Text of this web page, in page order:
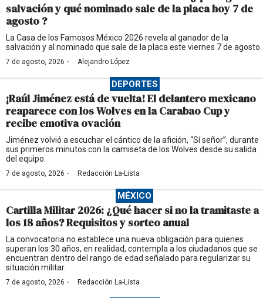
salvación y qué nominado sale de la placa hoy 7 de
agosto ?
La Casa de los Famosos México 2026 revela al ganador de la
salvación y al nominado que sale de la placa este viernes 7 de agosto.
7 de agosto, 2026 · Alejandro López
DEPORTES
¡Raúl Jiménez está de vuelta! El delantero mexicano
reaparece con los Wolves en la Carabao Cup y
recibe emotiva ovación
Jiménez volvió a escuchar el cántico de la afición, “Sí señor”, durante
sus primeros minutos con la camiseta de los Wolves desde su salida
del equipo.
7 de agosto, 2026 · Redacción La-Lista
MÉXICO
Cartilla Militar 2026: ¿Qué hacer si no la tramitaste a
los 18 años? Requisitos y sorteo anual
La convocatoria no establece una nueva obligación para quienes
superan los 30 años, en realidad, contempla a los ciudadanos que se
encuentran dentro del rango de edad señalado para regularizar su
situación militar.
7 de agosto, 2026 · Redacción La-Lista